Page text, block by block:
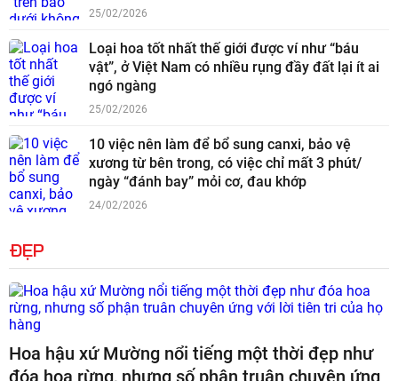
25/02/2026
Loại hoa tốt nhất thế giới được ví như “báu
vật”, ở Việt Nam có nhiều rụng đầy đất lại ít ai
ngó ngàng
25/02/2026
10 việc nên làm để bổ sung canxi, bảo vệ
xương từ bên trong, có việc chỉ mất 3 phút/
ngày “đánh bay” mỏi cơ, đau khớp
24/02/2026
ĐẸP
Hoa hậu xứ Mường nổi tiếng một thời đẹp như
đóa hoa rừng, nhưng số phận truân chuyên ứng